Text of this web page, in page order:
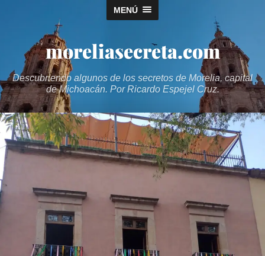
MENÚ
moreliasecreta.com
Descubriendo algunos de los secretos de Morelia, capital
de Michoacán. Por Ricardo Espejel Cruz.